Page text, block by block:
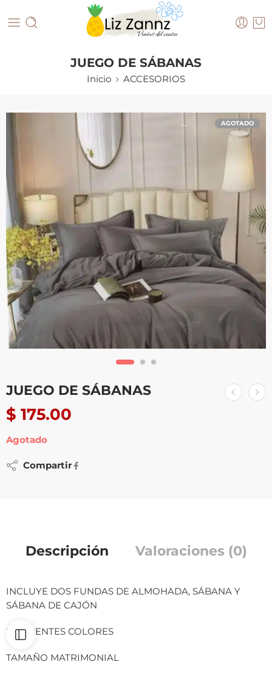
JUEGO DE SÁBANAS
Inicio ACCESORIOS
AGOTADO
JUEGO DE SÁBANAS
$ 175.00
Agotado
Compartir
Descripción Valoraciones (0)
INCLUYE DOS FUNDAS DE ALMOHADA, SÁBANA Y
SÁBANA DE CAJÓN
DIFERENTES COLORES
TAMAÑO MATRIMONIAL